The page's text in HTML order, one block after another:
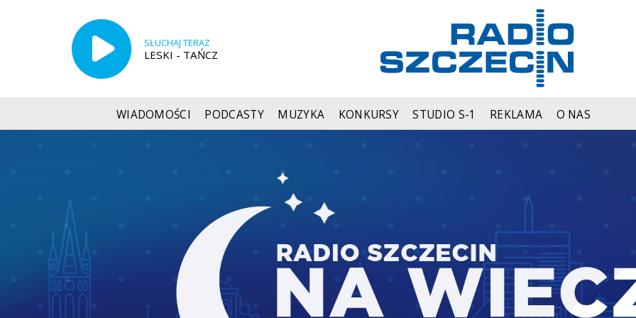
SŁUCHAJ TERAZ
LESKI - TAŃCZ
WIADOMOŚCI PODCASTY MUZYKA KONKURSY STUDIO S-1 REKLAMA O NAS